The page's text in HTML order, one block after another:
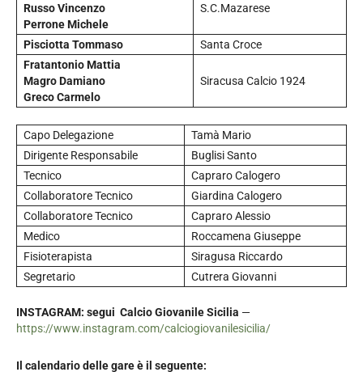
Russo Vincenzo
Perrone Michele
S.C.Mazarese
Pisciotta Tommaso
Santa Croce
Fratantonio Mattia
Magro Damiano
Greco Carmelo
Siracusa Calcio 1924
Capo Delegazione
Tamà Mario
Dirigente Responsabile
Buglisi Santo
Tecnico
Capraro Calogero
Collaboratore Tecnico
Giardina Calogero
Collaboratore Tecnico
Capraro Alessio
Medico
Roccamena Giuseppe
Fisioterapista
Siragusa Riccardo
Segretario
Cutrera Giovanni
INSTAGRAM: segui Calcio Giovanile Sicilia —
https://www.instagram.com/calciogiovanilesicilia/
Il calendario delle gare è il seguente: